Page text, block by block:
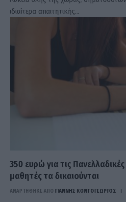
ιδιαίτερα απαιτητικής…
350 ευρώ για τις
μαθητές τα δικαιούνται
ΑΝΑΡΤΗΘΗΚΕ ΑΠΟ ΓΙΆΝΝΗΣ ΚΟΝΤΟΓΕΏΡΓΟΣ